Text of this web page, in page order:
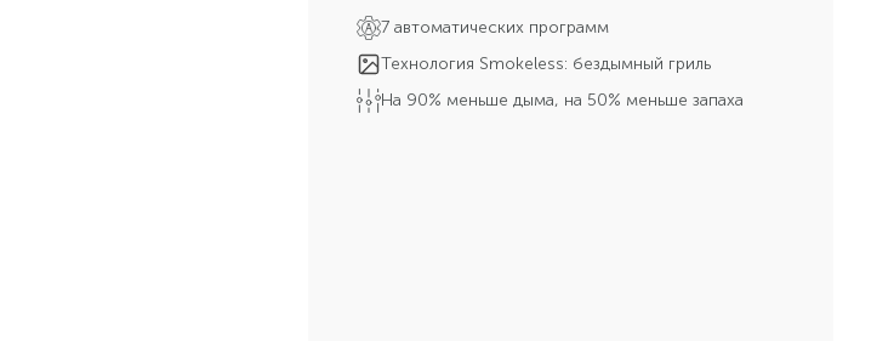
7 автоматических программ
Технология Smokeless: бездымный гриль
На 90% меньше дыма, на 50% меньше запаха